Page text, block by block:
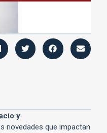
y
novedades que impactan